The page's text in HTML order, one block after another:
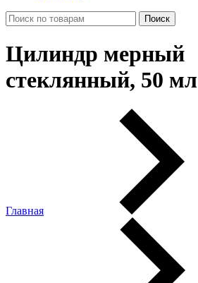
Цилиндр мерный
стеклянный, 50 мл
Главная